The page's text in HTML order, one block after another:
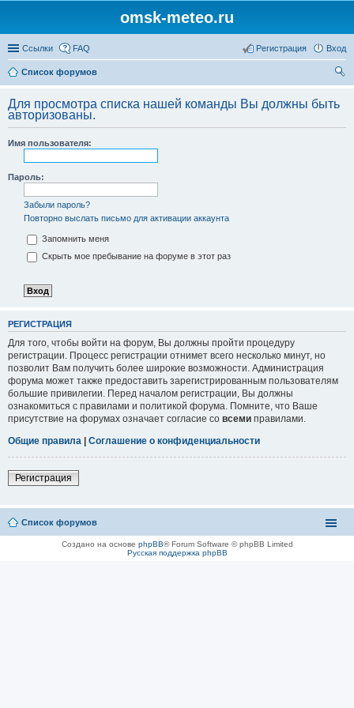
omsk-meteo.ru
Ссылки FAQ Вход
Регистрация
Список форумов
ск
Для просмотра списка нашей команды Вы должны быть
авторизованы.
Имя пользователя:
Пароль:
Забыли пароль?
Повторно выслать письмо для активации аккаунта
Запомнить меня
Скрыть мое пребывание на форуме в этот раз
РЕГИСТРАЦИЯ
Для того, чтобы войти на форум, Вы должны пройти процедуру
регистрации. Процесс регистрации отнимет всего несколько минут, но
позволит Вам получить более широкие возможности. Администрация
форума может также предоставить зарегистрированным пользователям
большие привилегии. Перед началом регистрации, Вы должны
ознакомиться с правилами и политикой форума. Помните, что Ваше
присутствие на форумах означает согласие со всеми правилами.
Общие правила | Соглашение о конфиденциальности
Регистрация
Список форумов
Создано на основе phpBB® Forum Software © phpBB Limited
Русская поддержка phpBB